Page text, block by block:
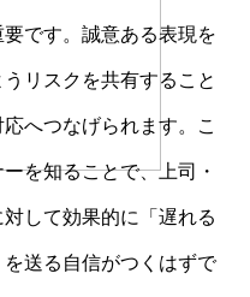
です。誠意ある表現を
リスクを共有すること
へつなげられます。こ
を知ることで、上司・
して効果的に「遅れる
送る自信がつくはずで